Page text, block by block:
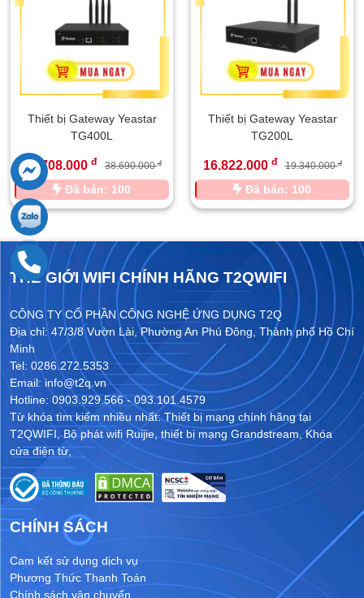
Thiết bị Gateway Yeastar
TG400L
32.708.000 đ 38.690.000đ
Đã bán: 100
Thiết bị Gateway Yeastar
TG200L
16.822.000 đ 19.340.000đ
Đã bán: 100
THẾ GIỚI WIFI CHÍNH HÃNG T2QWIFI
CÔNG TY CỔ PHẦN CÔNG NGHỆ ỨNG DỤNG T2Q
Địa chỉ: 47/3/8 Vườn Lài, Phường An Phú Đông, Thành phố Hồ Chí
Minh
Tel: 0286.272.5353
Email: info@t2q.vn
Hotline: 0903.929.566 - 093.101.4579
Từ khóa tìm kiếm nhiều nhất:Thiết bị mạng chính hãng tại
T2QWIFI,Bộ phát wifi Ruijie,thiết bị mạng Grandstream,Khóa
cửa điện từ,
CHÍNH SÁCH
Cam kết sử dụng dịch vụ
Phương Thức Thanh Toán
Chính sách vận chuyển